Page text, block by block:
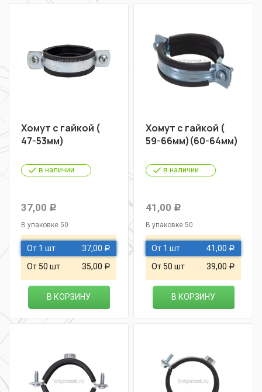
Хомут с гайкой (
47-53мм)
в наличии
37,00 Р
В упаковке 50
От 1 шт 37,00 Р
От 50 шт 35,00 Р
В КОРЗИНУ
Хомут с гайкой (
59-66мм)(60-64мм)
в наличии
41,00 Р
В упаковке 50
От 1 шт 41,00 Р
От 50 шт 39,00 Р
В КОРЗИНУ